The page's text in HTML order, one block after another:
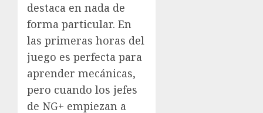
destaca en nada de
forma particular. En
las primeras horas del
juego es perfecta para
aprender mecánicas,
pero cuando los jefes
de NG+ empiezan a